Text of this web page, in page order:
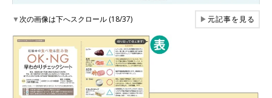
▼次の画像は下へスクロール (18/37) ▶元記事を見る